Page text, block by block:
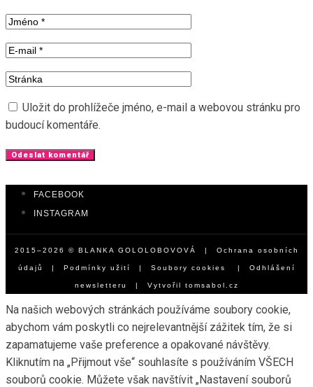
Uložit do prohlížeče jméno, e-mail a webovou stránku pro
budoucí komentáře.
FACEBOOK
INSTAGRAM
2015–2026 © BLANKA GOLOLOBOVOVÁ | Ochrana osobních
údajů | Podmínky užití | Soubory cookies | Odhlášení
newsletteru | Vytvořil tomsabol.cz
Na našich webových stránkách používáme soubory cookie,
abychom vám poskytli co nejrelevantnější zážitek tím, že si
zapamatujeme vaše preference a opakované návštěvy.
Kliknutím na „Přijmout vše“ souhlasíte s používáním VŠECH
souborů cookie. Můžete však navštívit „Nastavení souborů